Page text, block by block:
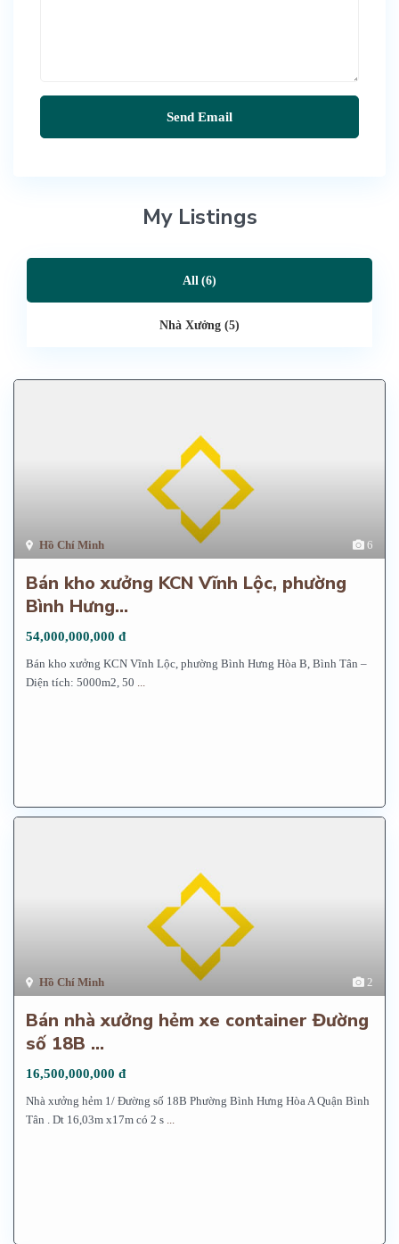
My Listings
All (6)
Nhà Xưởng (5)
6
Hồ Chí Minh
Bán kho xưởng KCN Vĩnh Lộc, phường
Bình Hưng...
54,000,000,000 đ
Bán kho xưởng KCN Vĩnh Lộc, phường Bình Hưng Hòa B, Bình Tân –
Diện tích: 5000m2, 50 ...
2
Hồ Chí Minh
Bán nhà xưởng hẻm xe container Đường
số 18B ...
16,500,000,000 đ
Nhà xưởng hẻm 1/ Đường số 18B Phường Bình Hưng Hòa A Quận Bình
Tân . Dt 16,03m x17m có 2 s ...